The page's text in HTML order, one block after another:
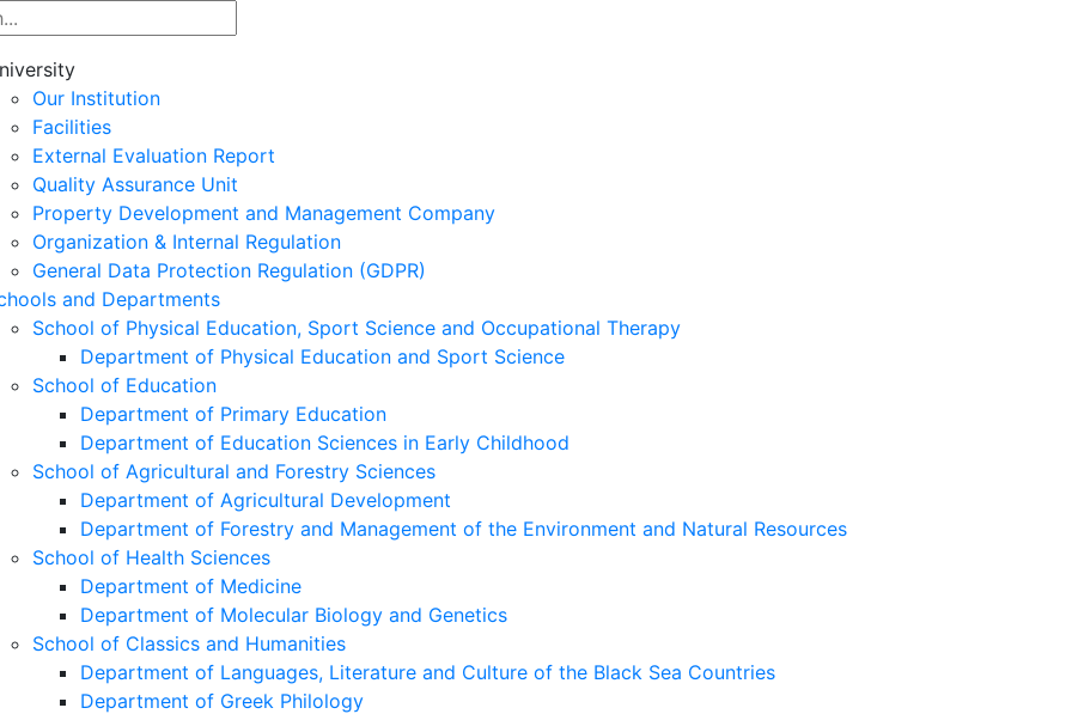
Our Institution
Facilities
External Evaluation Report
Quality Assurance Unit
Property Development and Management Company
Organization & Internal Regulation
General Data Protection Regulation (GDPR)
and Departments
School of Physical Education, Sport Science and Occupational Therapy
Department of Physical Education and Sport Science
School of Education
Department of Primary Education
Department of Education Sciences in Early Childhood
School of Agricultural and Forestry Sciences
Department of Agricultural Development
Department of Forestry and Management of the Environment and Natural Resources
School of Health Sciences
Department of Medicine
Department of Molecular Biology and Genetics
School of Classics and Humanities
Department of Languages, Literature and Culture of the Black Sea Countries
Department of Greek Philology